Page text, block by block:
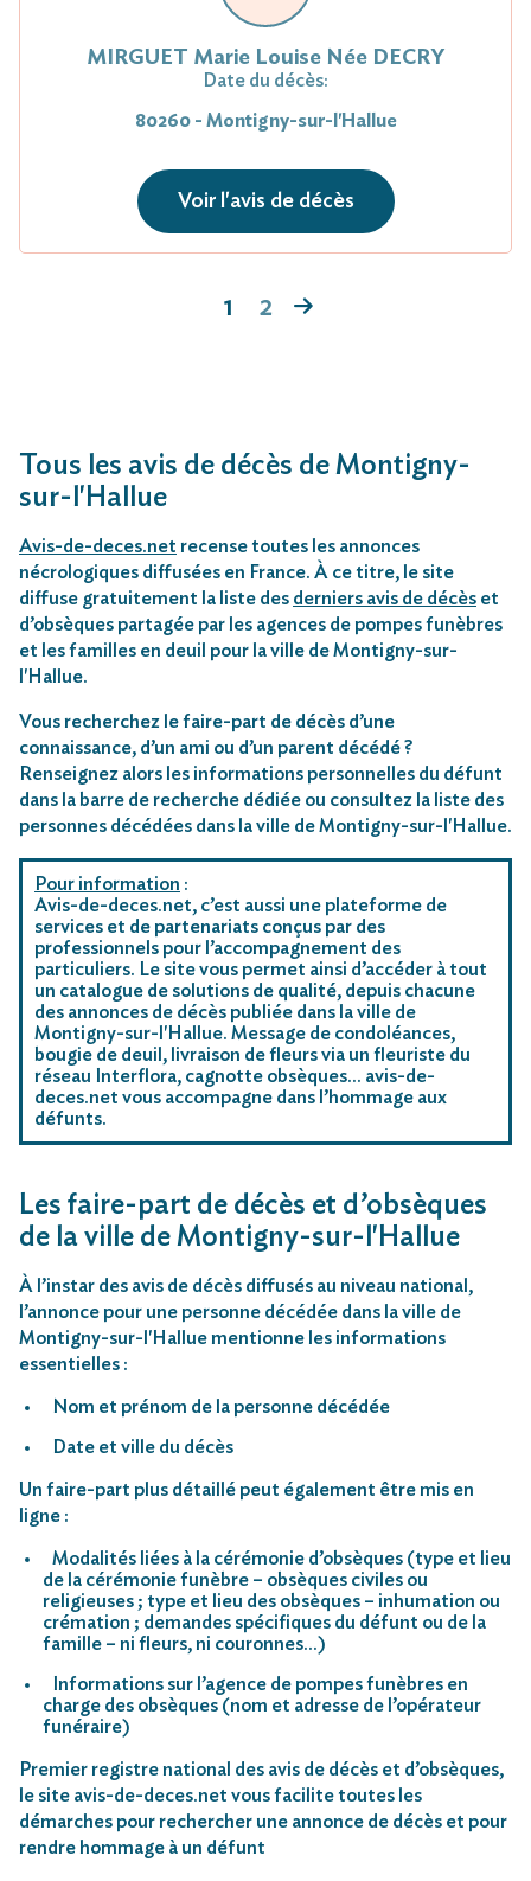
MIRGUET Marie Louise Née DECRY
Date du décès:
80260 - Montigny-sur-l'Hallue
Voir l'avis de décès
1 2
Tous les avis de décès de Montigny-
sur-l'Hallue
Avis-de-deces.net recense toutes les annonces
nécrologiques diffusées en France. À ce titre, le site
diffuse gratuitement la liste des derniers avis de décès et
d’obsèques partagée par les agences de pompes funèbres
et les familles en deuil pour la ville de Montigny-sur-
l'Hallue.
Vous recherchez le faire-part de décès d’une
connaissance, d’un ami ou d’un parent décédé ?
Renseignez alors les informations personnelles du défunt
dans la barre de recherche dédiée ou consultez la liste des
personnes décédées dans la ville de Montigny-sur-l'Hallue.
Pour information :
Avis-de-deces.net, c’est aussi une plateforme de
services et de partenariats conçus par des
professionnels pour l’accompagnement des
particuliers. Le site vous permet ainsi d’accéder à tout
un catalogue de solutions de qualité, depuis chacune
des annonces de décès publiée dans la ville de
Montigny-sur-l'Hallue. Message de condoléances,
bougie de deuil, livraison de fleurs via un fleuriste du
réseau Interflora, cagnotte obsèques… avis-de-
deces.net vous accompagne dans l’hommage aux
défunts.
Les faire-part de décès et d’obsèques
de la ville de Montigny-sur-l'Hallue
À l’instar des avis de décès diffusés au niveau national,
l’annonce pour une personne décédée dans la ville de
Montigny-sur-l'Hallue mentionne les informations
essentielles :
Nom et prénom de la personne décédée
Date et ville du décès
Un faire-part plus détaillé peut également être mis en
ligne :
Modalités liées à la cérémonie d’obsèques (type et lieu
de la cérémonie funèbre – obsèques civiles ou
religieuses ; type et lieu des obsèques – inhumation ou
crémation ; demandes spécifiques du défunt ou de la
famille – ni fleurs, ni couronnes…)
Informations sur l’agence de pompes funèbres en
charge des obsèques (nom et adresse de l’opérateur
funéraire)
Premier registre national des avis de décès et d’obsèques,
le site avis-de-deces.net vous facilite toutes les
démarches pour rechercher une annonce de décès et pour
rendre hommage à un défunt